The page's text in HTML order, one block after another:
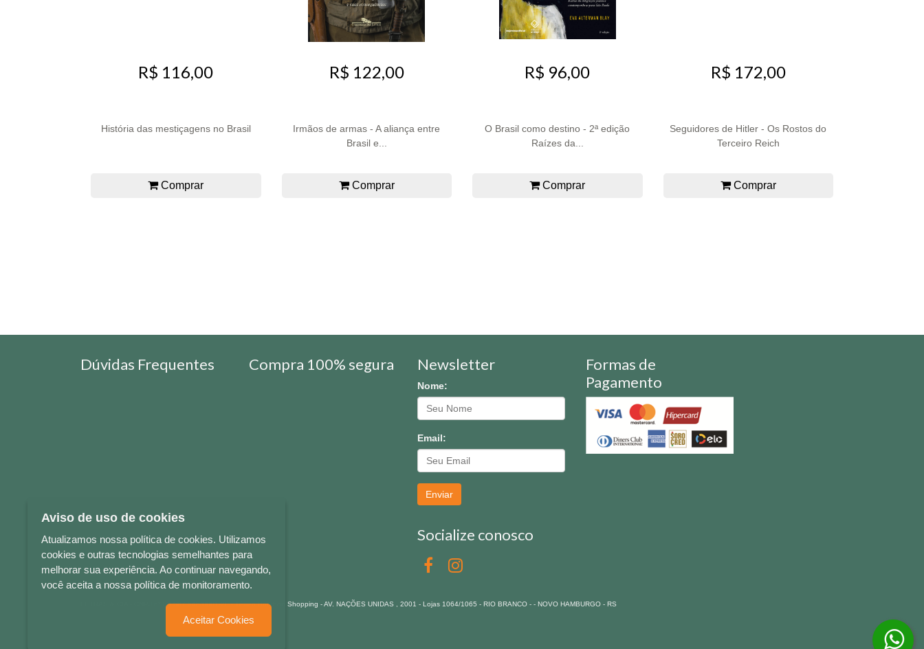
R$ 116,00
História das mestiçagens no Brasil
Comprar
R$ 122,00
Irmãos de armas - A aliança entre
Brasil e...
Comprar
R$ 96,00
O Brasil como destino - 2ª edição
Raízes da...
Comprar
R$ 172,00
Seguidores de Hitler - Os Rostos do
Terceiro Reich
Comprar
Dúvidas Frequentes Compra 100% segura Newsletter
Nome:
Email:
Enviar
Socialize conosco
Formas de
Pagamento
LETRAS & CIA - CNPJ n° 88.587.548/0001-20 - Térreo Bourbon Shopping - AV. NAÇÕES UNIDAS , 2001 - Lojas 1064/1065 - RIO BRANCO - - NOVO HAMBURGO - RS
Aviso de uso de cookies
Atualizamos nossa política de cookies. Utilizamos
cookies e outras tecnologias semelhantes para
melhorar sua experiência. Ao continuar navegando,
você aceita a nossa política de monitoramento.
Aceitar Cookies